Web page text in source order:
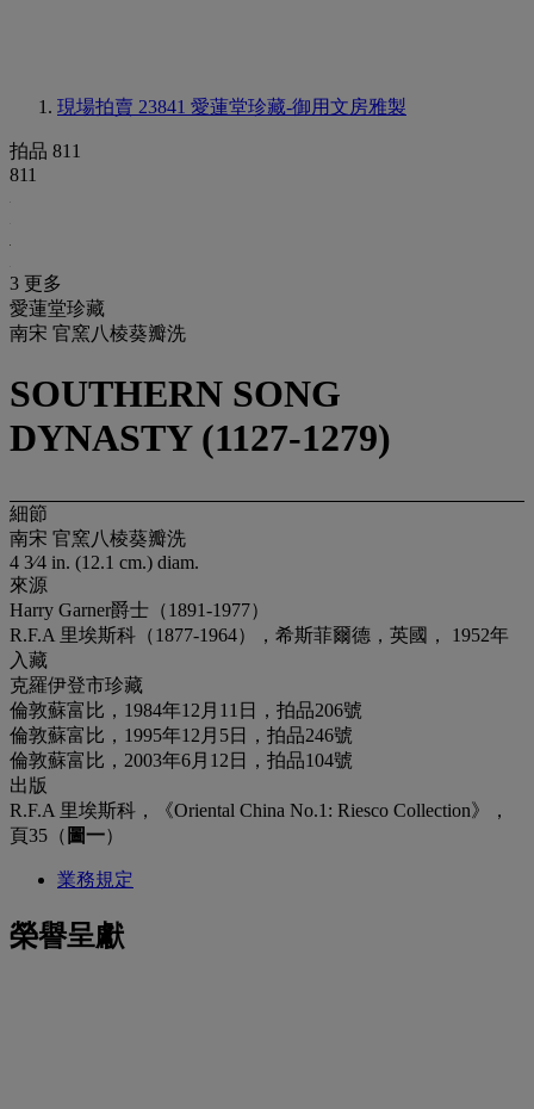
現場拍賣 23841 愛蓮堂珍藏-御用文房雅製
拍品 811
811
3 更多
愛蓮堂珍藏
南宋 官窯八棱葵瓣洗
SOUTHERN SONG
DYNASTY (1127-1279)
細節
南宋 官窯八棱葵瓣洗
4 3⁄4 in. (12.1 cm.) diam.
來源
Harry Garner爵士（1891-1977）
R.F.A 里埃斯科（1877-1964），希斯菲爾德，英國， 1952年
入藏
克羅伊登市珍藏
倫敦蘇富比，1984年12月11日，拍品206號
倫敦蘇富比，1995年12月5日，拍品246號
倫敦蘇富比，2003年6月12日，拍品104號
出版
R.F.A 里埃斯科，《Oriental China No.1: Riesco Collection》，
頁35（ 圖一）
業務規定
榮譽呈獻